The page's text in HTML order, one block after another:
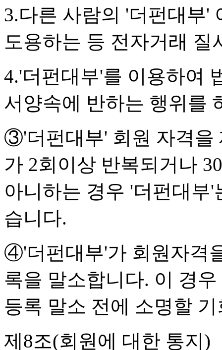
3.다른 사람의 '더펀대부'
도용하는 등 전자거래 질
4.'더펀대부'를 이용하여
서양속에 반하는 행위를
③'더펀대부' 회원 자격을
가 2회이상 반복되거나
아니하는 경우 '더펀대부
습니다.
④'더펀대부'가 회원자격
록을 말소합니다. 이 경
등록 말소 전에 소명할
제8조(회원에 대한 통지)